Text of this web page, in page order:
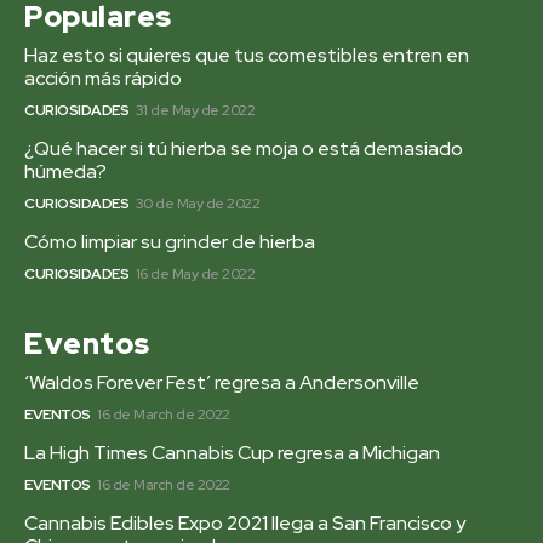
Populares
Haz esto si quieres que tus comestibles entren en
acción más rápido
CURIOSIDADES 31 de May de 2022
¿Qué hacer si tú hierba se moja o está demasiado
húmeda?
CURIOSIDADES 30 de May de 2022
Cómo limpiar su grinder de hierba
CURIOSIDADES 16 de May de 2022
Eventos
‘Waldos Forever Fest’ regresa a Andersonville
EVENTOS 16 de March de 2022
La High Times Cannabis Cup regresa a Michigan
EVENTOS 16 de March de 2022
Cannabis Edibles Expo 2021 llega a San Francisco y